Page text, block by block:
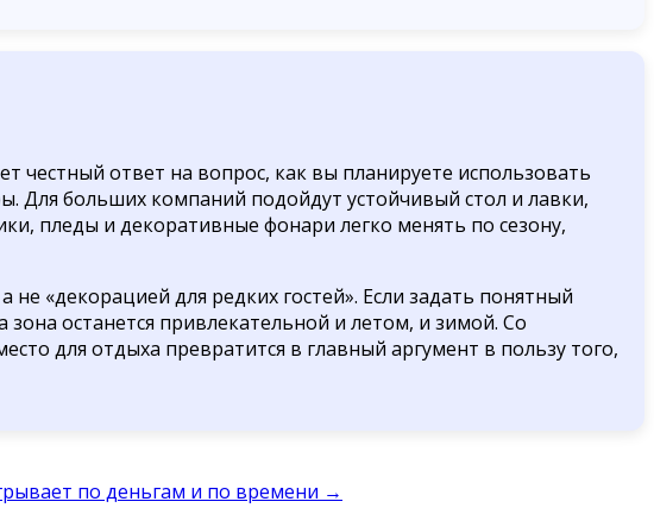
честный ответ на вопрос, как вы планируете использовать
Для больших компаний подойдут устойчивый стол и лавки,
пледы и декоративные фонари легко менять по сезону,
«декорацией для редких гостей». Если задать понятный
останется привлекательной и летом, и зимой. Со
для отдыха превратится в главный аргумент в пользу того,
по деньгам и по времени →